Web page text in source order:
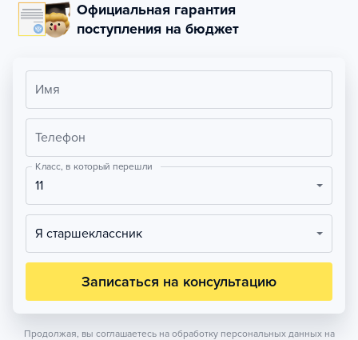
Официальная гарантия
поступления на бюджет
Имя
Телефон
Класс, в который перешли
11
Я старшеклассник
Записаться на консультацию
Продолжая, вы соглашаетесь на обработку персональных данных на